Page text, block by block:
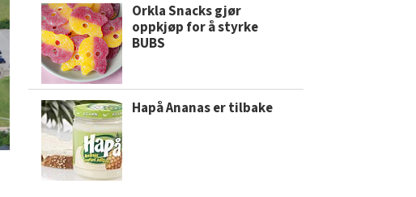
Orkla Snacks gjør
oppkjøp for å styrke
BUBS
Hapå Ananas er tilbake